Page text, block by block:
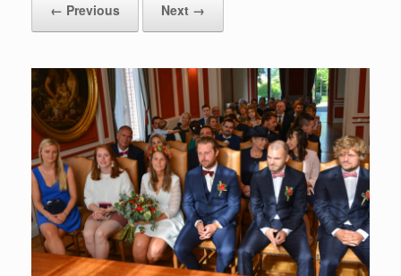
← Previous
Next →